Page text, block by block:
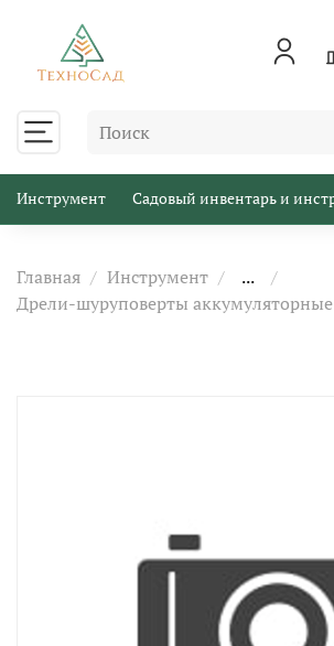
Инструмент Садовый инвентарь и
Главная Инструмент
...
Дрели-шуруповерты аккумуляторные